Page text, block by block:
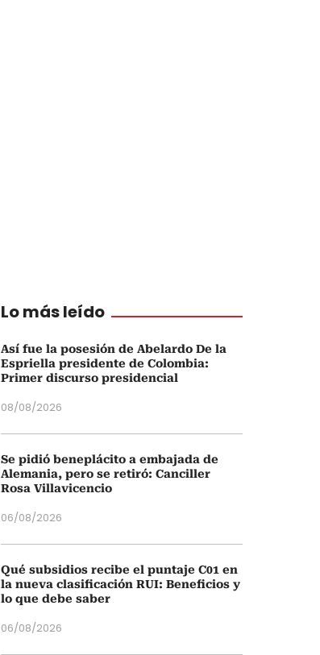
Lo más leído
Así fue la posesión de Abelardo De la
Espriella presidente de Colombia:
Primer discurso presidencial
08/08/2026
Se pidió beneplácito a embajada de
Alemania, pero se retiró: Canciller
Rosa Villavicencio
06/08/2026
Qué subsidios recibe el puntaje C01 en
la nueva clasificación RUI: Beneficios y
lo que debe saber
06/08/2026